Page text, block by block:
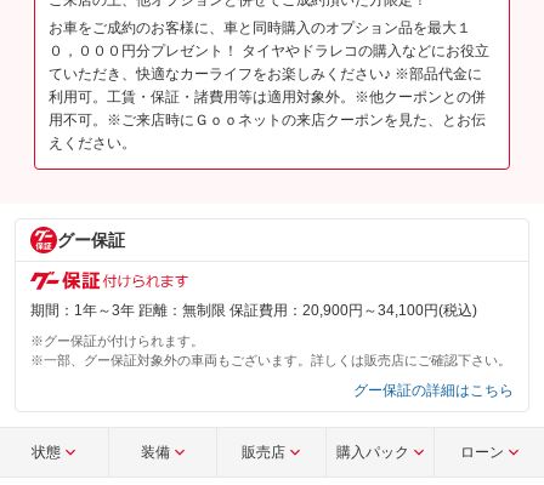
お車をご成約のお客様に、車と同時購入のオプション品を最大１
０，０００円分プレゼント！ タイヤやドラレコの購入などにお役立
ていただき、快適なカーライフをお楽しみください♪ ※部品代金に
利用可。工賃・保証・諸費用等は適用対象外。※他クーポンとの併
用不可。※ご来店時にＧｏｏネットの来店クーポンを見た、とお伝
えください。
グー保証
期間：1年～3年 距離：無制限 保証費用：20,900円～34,100円(税込)
※グー保証が付けられます。
※一部、グー保証対象外の車両もございます。詳しくは販売店にご確認下さい。
グー保証の詳細はこちら
状態 装備 販売店 購入パック ローン